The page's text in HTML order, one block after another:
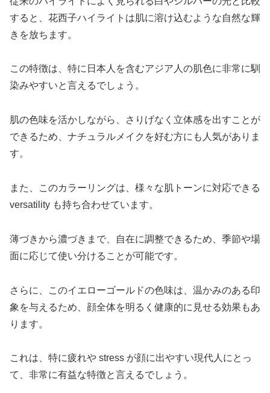
すると、花西子ハイライトは肌に溶け込むような自然な輝
きを放ちます。
この特徴は、特に日本人を含むアジア人の肌色に非常に馴
染みやすいと言えるでしょう。
肌の色味を活かしながら、さりげなく立体感を出すことが
できるため、ナチュラルメイクを好む方にも人気がありま
す。
また、このカラーリングは、様々な肌トーンに対応できる
versatility も持ち合わせています。
薄づきから濃づきまで、自在に調整できるため、季節や場
面に応じて使い分けることが可能です。
さらに、このイエローゴールドの色味は、温かみのある印
象を与えるため、顔全体を明るく健康的に見せる効果もあ
ります。
これは、特に疲れや stress が顔に出やすい現代人にとっ
て、非常に有益な特徴と言えるでしょう。